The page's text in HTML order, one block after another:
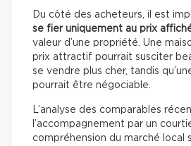
Du côté des acheteurs, il est
se fier uniquement au prix
valeur d’une propriété. Une
prix attractif pourrait susciter
se vendre plus cher, tandis
pourrait être négociable.
L’analyse des comparables
l’accompagnement par un
compréhension du marché local